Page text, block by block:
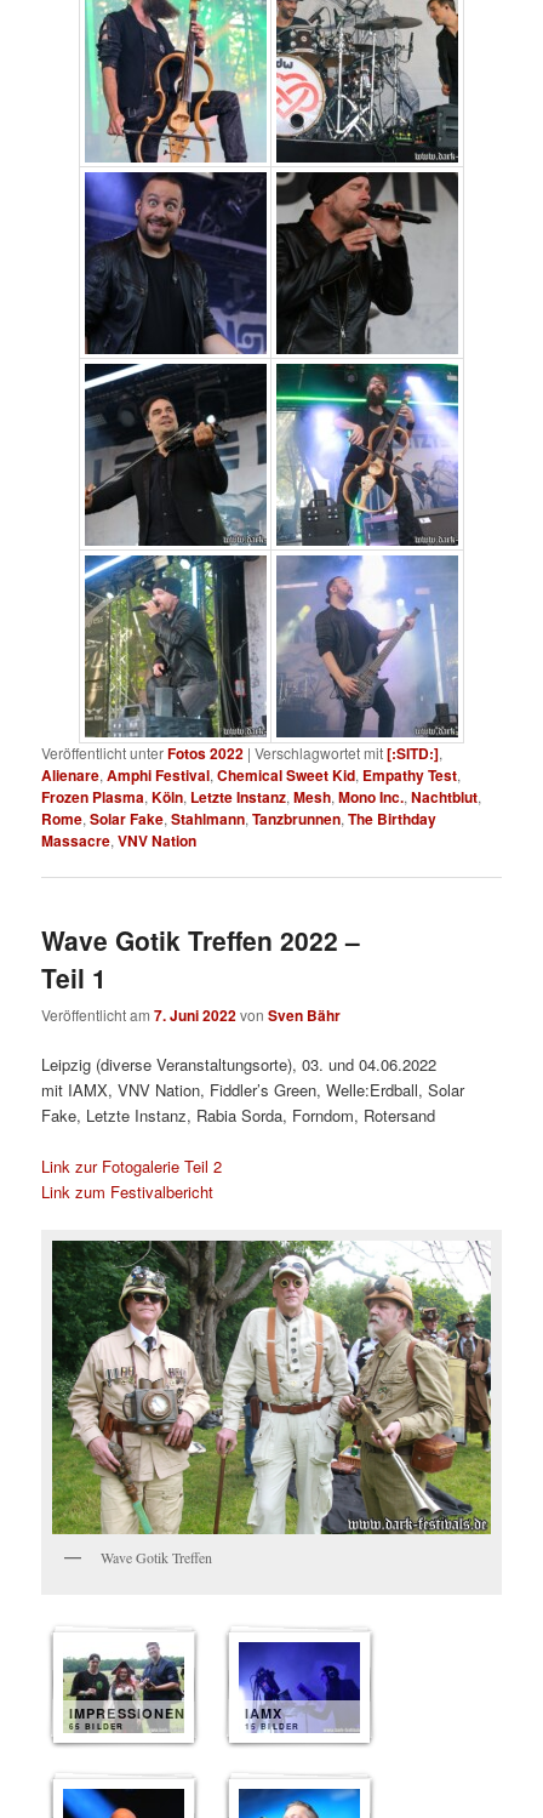
Veröffentlicht unterFotos 2022 |Verschlagwortet mit[:SITD:],
Alienare,Amphi Festival,Chemical Sweet Kid, Empathy Test,
Frozen Plasma,Köln, Letzte Instanz,Mesh,Mono Inc.,Nachtblut,
Rome,Solar Fake,Stahlmann,Tanzbrunnen,The Birthday
Massacre,VNV Nation
Wave Gotik Treffen 2022 –
Teil 1
Veröffentlicht am7. Juni 2022vonSven Bähr
Leipzig (diverse Veranstaltungsorte), 03. und 04.06.2022
mit IAMX, VNV Nation, Fiddler’s Green, Welle:Erdball, Solar
Fake, Letzte Instanz, Rabia Sorda, Forndom, Rotersand
Link zur Fotogalerie Teil 2
Link zum Festivalbericht
Wave Gotik Treffen
IMPRESSIONEN
65 BILDER
IAMX
15 BILDER